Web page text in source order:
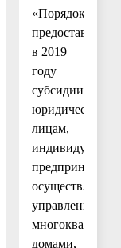
«Порядок
предоставления
в 2019
году
субсидии
юридическим
лицам,
индивидуальным
управление
домами,